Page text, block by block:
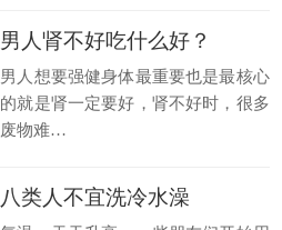
男人肾不好吃什么好？
男人想要强健身体最重要也是最核心
的就是肾一定要好，肾不好时，很多
废物难…
八类人不宜洗冷水澡